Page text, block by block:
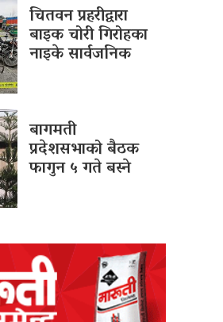
चितवन प्रहरीद्वारा
बाइक चोरी गिरोहका
नाइके सार्वजनिक
बागमती
प्रदेशसभाको बैठक
फागुन ५ गते बस्ने